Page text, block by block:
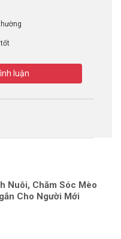
tốt
luận
Nuôi, Chăm Sóc Mèo
Cho Người Mới